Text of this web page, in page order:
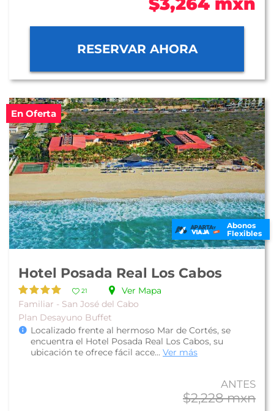
RESERVAR AHORA
En Oferta
Abonos
Flexibles
Hotel Posada Real Los Cabos
21
Ver Mapa
Familiar - San José del Cabo
Plan Desayuno Buffet
Localizado frente al hermoso Mar de Cortés, se
encuentra el Hotel Posada Real Los Cabos, su
ubicación te ofrece fácil acce... Ver más
ANTES
$2,228 mxn